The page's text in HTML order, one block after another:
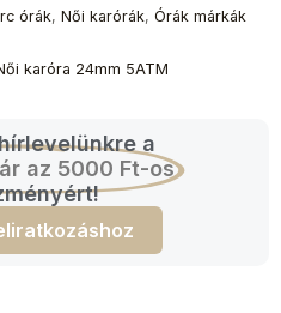
órák, Női karórák, Órák márkák
karóra 24mm 5ATM
a
az 5000 Ft-os